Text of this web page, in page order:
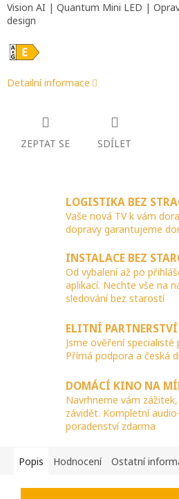
Vision AI | Quantum Mini LED |
design
Detailní informace
ZEPTAT SE SDÍLET
LOGISTIKA BEZ
Vaše nová TV k vám
dopravy garantujeme
INSTALACE BEZ
Od vybalení až po
aplikací. Nechte vše na
sledování bez starostí
ELITNÍ PARTNERSTVÍ
Jsme ověření specialisté
Přímá podpora a česká
DOMÁCÍ KINO NA
Navrhneme vám
závidět. Kompletní
poradenství zdarma
Popis Hodnocení Ostatní